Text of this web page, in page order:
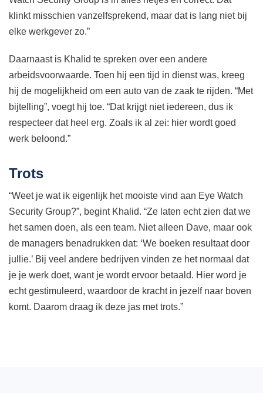
klinkt misschien vanzelfsprekend, maar dat is lang niet bij
elke werkgever zo.”
Daarnaast is Khalid te spreken over een andere
arbeidsvoorwaarde. Toen hij een tijd in dienst was, kreeg
hij de mogelijkheid om een auto van de zaak te rijden. “Met
bijtelling”, voegt hij toe. “Dat krijgt niet iedereen, dus ik
respecteer dat heel erg. Zoals ik al zei: hier wordt goed
werk beloond.”
Trots
“Weet je wat ik eigenlijk het mooiste vind aan Eye Watch
Security Group?”, begint Khalid. “Ze laten echt zien dat we
het samen doen, als een team. Niet alleen Dave, maar ook
de managers benadrukken dat: ‘We boeken resultaat door
jullie.’ Bij veel andere bedrijven vinden ze het normaal dat
je je werk doet, want je wordt ervoor betaald. Hier word je
echt gestimuleerd, waardoor de kracht in jezelf naar boven
komt. Daarom draag ik deze jas met trots.”